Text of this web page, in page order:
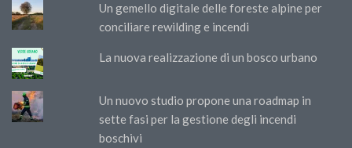
Un gemello digitale delle foreste alpine per
conciliare rewilding e incendi
La nuova realizzazione di un bosco urbano
Un nuovo studio propone una roadmap in
sette fasi per la gestione degli incendi
boschivi